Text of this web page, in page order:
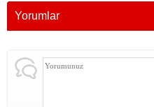
Yorumlar